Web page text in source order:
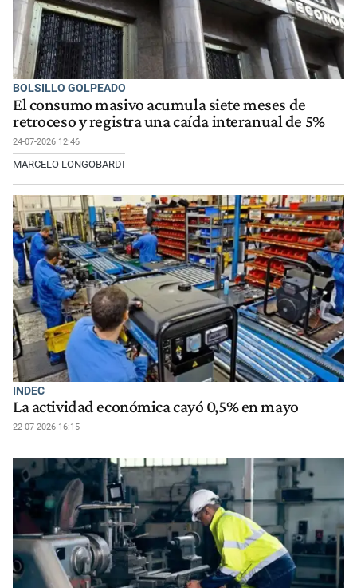
BOLSILLO GOLPEADO
El consumo masivo acumula siete meses de
retroceso y registra una caída interanual de 5%
24-07-2026 12:46
MARCELO LONGOBARDI
INDEC
La actividad económica cayó 0,5% en mayo
22-07-2026 16:15